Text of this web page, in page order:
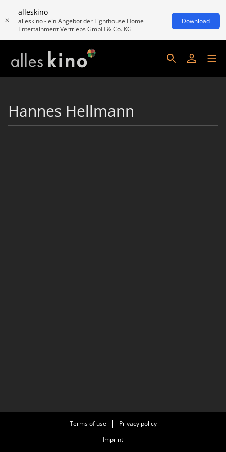
alleskino
alleskino - ein Angebot der Lighthouse Home
Entertainment Vertriebs GmbH & Co. KG
Download
Hannes Hellmann
Terms of use
Privacy policy
Imprint